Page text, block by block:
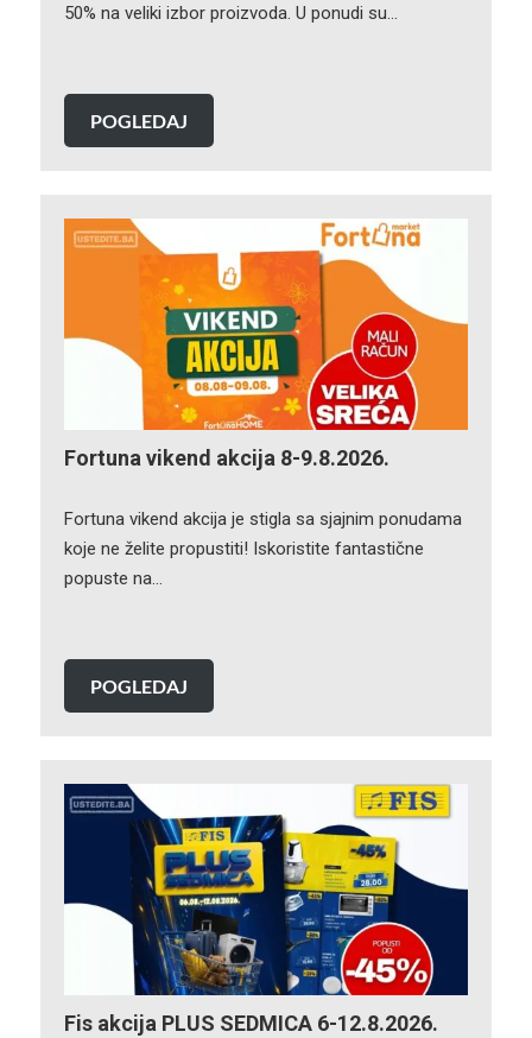
50% na veliki izbor proizvoda. U ponudi su…
POGLEDAJ
Fortuna vikend akcija 8-9.8.2026.
Fortuna vikend akcija je stigla sa sjajnim ponudama
koje ne želite propustiti! Iskoristite fantastične
popuste na…
POGLEDAJ
Fis akcija PLUS SEDMICA 6-12.8.2026.